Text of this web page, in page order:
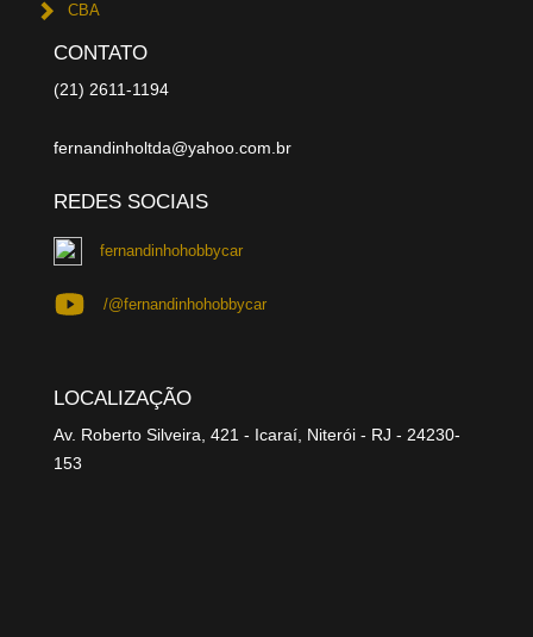
CBA
CONTATO
(21) 2611-1194
fernandinholtda@yahoo.com.br
REDES SOCIAIS
fernandinhohobbycar
/@fernandinhohobbycar
LOCALIZAÇÃO
Av. Roberto Silveira, 421 - Icaraí, Niterói - RJ - 24230-
153